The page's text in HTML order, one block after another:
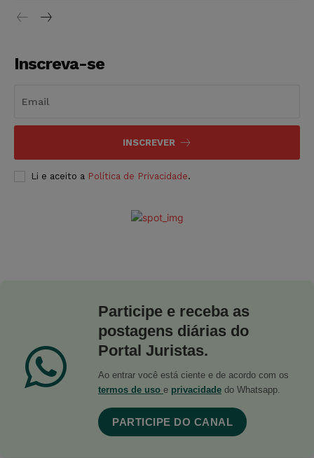
Inscreva-se
INSCREVER
Li e aceito a Política de Privacidade.
Participe e receba as
postagens diárias do
Portal Juristas.
Ao entrar você está ciente e de acordo com os
termos de uso e privacidade do Whatsapp.
PARTICIPE DO CANAL